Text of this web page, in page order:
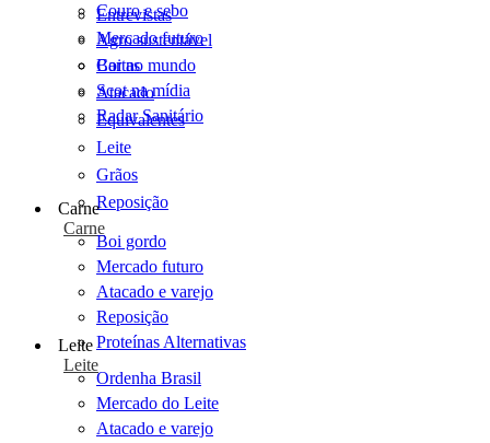
Entrevistas
Agro sustentável
Cartas
Scot na mídia
Radar Sanitário
Couro e sebo
Mercado futuro
Boi no mundo
Atacado
Equivalentes
Leite
Grãos
Reposição
Carne
Carne
Boi gordo
Mercado futuro
Atacado e varejo
Reposição
Proteínas Alternativas
Leite
Leite
Ordenha Brasil
Mercado do Leite
Atacado e varejo